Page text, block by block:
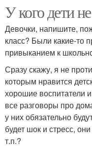
У кого дети
Девочки, напишите,
класс? Были какие-то
привыканием к
Сразу скажу, я не
которым нравится
хорошие воспитатели
все разговоры про
у них обязательно
будет шок и стресс,
т.п.?